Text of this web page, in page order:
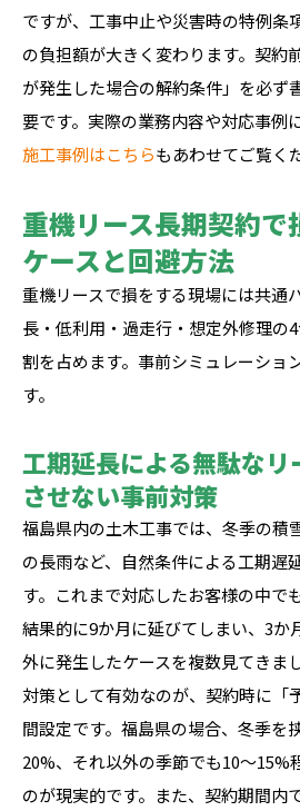
ですが、工事中止や災害時の特例条
の負担額が大きく変わります。契約
が発生した場合の解約条件」を必ず
要です。実際の業務内容や対応事例
施工事例はこちらもあわせてご覧く
重機リース長期契約で
ケースと回避方法
重機リースで損をする現場には共通
長・低利用・過走行・想定外修理の
割を占めます。事前シミュレーショ
す。
工期延長による無駄な
させない事前対策
福島県内の土木工事では、冬季の積
の長雨など、自然条件による工期遅
す。これまで対応したお客様の中で
結果的に9か月に延びてしまい、3か
外に発生したケースを複数見てきまし
対策として有効なのが、契約時に「
間設定です。福島県の場合、冬季を
20%、それ以外の季節でも10〜15%
のが現実的です。また、契約期間内